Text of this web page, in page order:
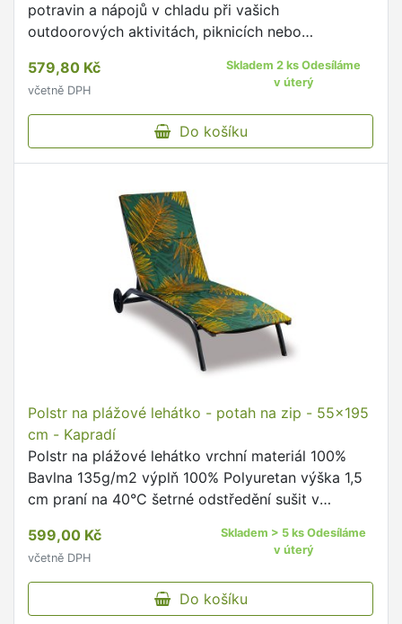
potravin a nápojů v chladu při vašich
outdoorových aktivitách, piknicích nebo
TyrkysováMateriál: PP (polypropylen), …
579,80 Kč
včetně DPH
Skladem 2 ks Odesíláme
v úterý
Do košíku
Polstr na plážové lehátko - potah na zip - 55x195
cm - Kapradí
Polstr na plážové lehátko vrchní materiál 100%
Bavlna 135g/m2 výplň 100% Polyuretan výška 1,5
cm praní na 40°C šetrné odstředění sušit v
materiál je na zip, …
599,00 Kč
včetně DPH
Skladem > 5 ks Odesíláme
v úterý
Do košíku